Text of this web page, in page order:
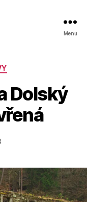
Menu
Dolský